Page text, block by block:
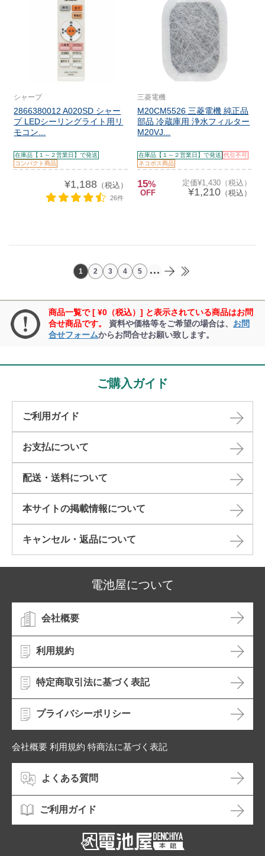
シャープ
2866380012 A020SD シャー
プ LEDシーリングライト用リ
モコン...
在庫品【１～２営業日】で発送
コンパクト商品
¥1,188（税込）
26件
三菱電機
M20CM5526 三菱電機 純正品
部品 冷蔵庫用 浄水フィルター
M20VJ...
在庫品【１～２営業日】で発送 代引不可
ネコポス商品
15%
OFF
定価¥1,430（税込）
¥1,210（税込）
1 2 3 4 5 ...
商品一覧で [ ¥0（税込）] と表示されている商品はお問
合せ商品です。
資料や価格等をご希望の場合は、 お問
合せフォームからお問合せお願い致します。
ご購入ガイド
ご利用ガイド
お支払について
配送・送料について
本サイトの掲載情報について​
キャンセル・返品について​
電池屋について
会社概要
利用規約
特定商取引法に基づく表記
プライバシーポリシー
会社概要 利用規約 特商法に基づく表記
よくある質問
ご利用ガイド